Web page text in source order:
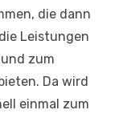
die dann
Leistungen
zum
Da wird
einmal zum